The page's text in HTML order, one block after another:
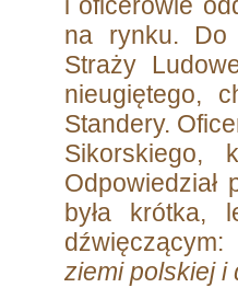
na rynku. Do
Straży
nieugiętego,
Standery.
Sikorskiego,
Odpowiedział
była krótka,
dźwięczącym:
ziemi polskiej i